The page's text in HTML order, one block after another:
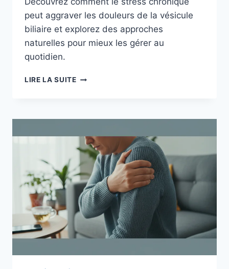
peut aggraver les douleurs de la vésicule
biliaire et explorez des approches
naturelles pour mieux les gérer au
quotidien.
LIRE LA SUITEVÉSICULE
:
LES
DOULEURS
ET
LES
APAISER